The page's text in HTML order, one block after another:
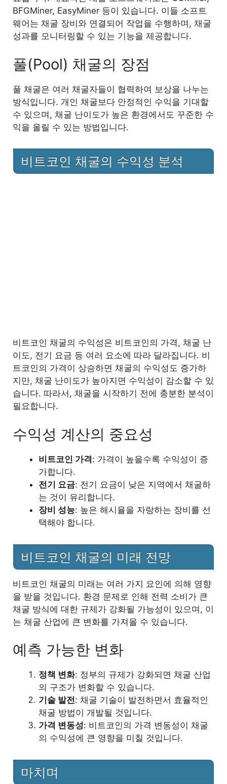
BFGMiner, EasyMiner 등이 있습니다. 이들 소프트
웨어는 채굴 장비와 연결되어 작업을 수행하며, 채굴
성과를 모니터링할 수 있는 기능을 제공합니다.
풀(Pool) 채굴의 장점
풀 채굴은 여러 채굴자들이 협력하여 보상을 나누는
방식입니다. 개인 채굴보다 안정적인 수익을 기대할
수 있으며, 채굴 난이도가 높은 환경에서도 꾸준한 수
익을 올릴 수 있는 방법입니다.
비트코인 채굴의 수익성 분석
비트코인 채굴의 수익성은 비트코인의 가격, 채굴 난
이도, 전기 요금 등 여러 요소에 따라 달라집니다. 비
트코인의 가격이 상승하면 채굴의 수익성도 증가하
지만, 채굴 난이도가 높아지면 수익성이 감소할 수 있
습니다. 따라서, 채굴을 시작하기 전에 충분한 분석이
필요합니다.
수익성 계산의 중요성
비트코인 가격: 가격이 높을수록 수익성이 증
가합니다.
전기 요금: 전기 요금이 낮은 지역에서 채굴하
는 것이 유리합니다.
장비 성능: 높은 해시율을 자랑하는 장비를 선
택해야 합니다.
비트코인 채굴의 미래 전망
비트코인 채굴의 미래는 여러 가지 요인에 의해 영향
을 받을 것입니다. 환경 문제로 인해 전력 소비가 큰
채굴 방식에 대한 규제가 강화될 가능성이 있으며, 이
는 채굴 산업에 큰 변화를 가져올 수 있습니다.
예측 가능한 변화
정책 변화: 정부의 규제가 강화되면 채굴 산업
의 구조가 변화할 수 있습니다.
기술 발전: 채굴 기술이 발전하면서 효율적인
채굴 방법이 개발될 것입니다.
가격 변동성: 비트코인의 가격 변동성이 채굴
의 수익성에 큰 영향을 미칠 것입니다.
마치며